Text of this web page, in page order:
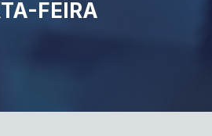
FEIRA